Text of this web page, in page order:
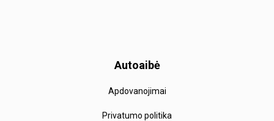
Autoaibė
Apdovanojimai
Privatumo politika